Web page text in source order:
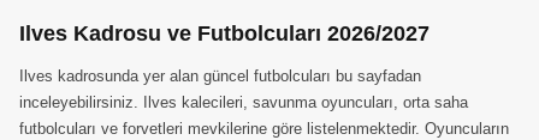
Ilves Kadrosu ve Futbolcuları 2026/2027
Ilves kadrosunda yer alan güncel futbolcuları bu sayfadan
inceleyebilirsiniz. Ilves kalecileri, savunma oyuncuları, orta saha
futbolcuları ve forvetleri mevkilerine göre listelenmektedir. Oyuncuların